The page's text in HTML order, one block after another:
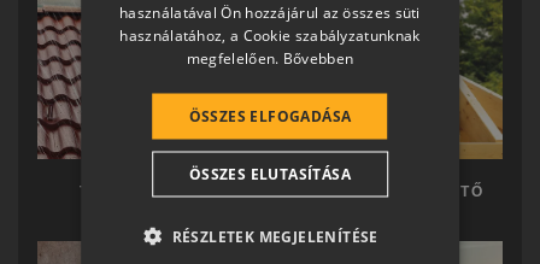
TERRÁN TETŐ TERRÁN KÉSZTETŐ
GERMAN
ROMANIAN
CROATIAN
SR
RO-HU
használatával Ön hozzájárul az összes süti
használatához, a Cookie szabályzatunknak
megfelelően. Bővebben
ÖSSZES ELFOGADÁSA
ÖSSZES ELUTASÍTÁSA
RÉSZLETEK MEGJELENÍTÉSE